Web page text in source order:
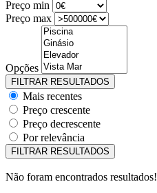
Preço min
Preço max
Opções
Mais recentes
Preço crescente
Preço decrescente
Por relevância
Não foram encontrados resultados!